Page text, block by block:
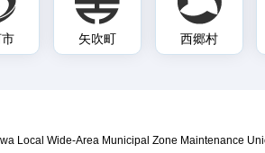
矢吹町 西郷村
Local Wide-Area Municipal Zone Maintenance